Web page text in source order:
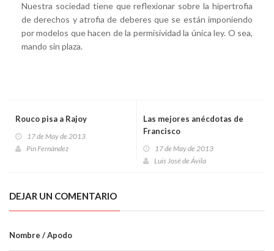
Nuestra sociedad tiene que reflexionar sobre la hipertrofia
de derechos y atrofia de deberes que se están imponiendo
por modelos que hacen de la permisividad la única ley. O sea,
mando sin plaza.
Rouco pisa a Rajoy
17 de May de 2013
Pin Fernández
Las mejores anécdotas de
Francisco
17 de May de 2013
Luis José de Ávila
DEJAR UN COMENTARIO
Nombre / Apodo